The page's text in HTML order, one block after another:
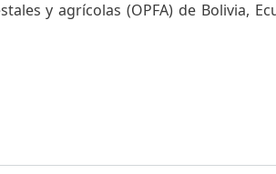
y agrícolas (OPFA) de Bolivia,